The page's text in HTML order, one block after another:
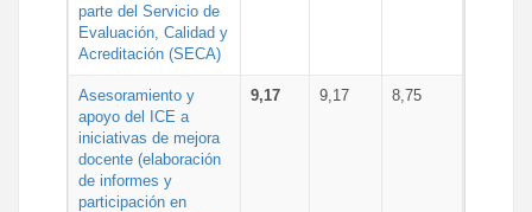
parte del Servicio de
Evaluación, Calidad y
Acreditación (SECA)
Asesoramiento y
apoyo del ICE a
iniciativas de mejora
docente (elaboración
de informes y
participación en
9,17 9,17 8,75